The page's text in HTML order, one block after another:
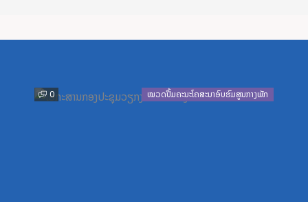
0 ໝວດປື້ມຄະນະໂຄສະນາອົບຮົມສູນກາງພັກ
Previous
Next